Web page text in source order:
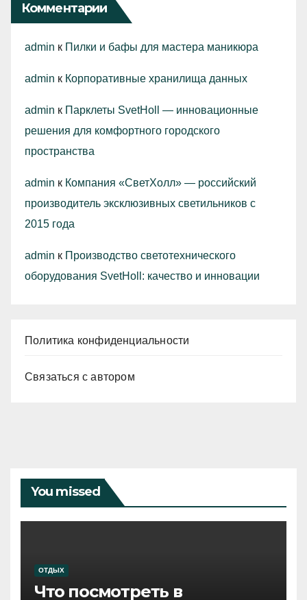
Комментарии
admin к Пилки и бафы для мастера маникюра
admin к Корпоративные хранилища данных
admin к Парклеты SvetHoll — инновационные
решения для комфортного городского
пространства
admin к Компания «СветХолл» — российский
производитель эксклюзивных светильников с
2015 года
admin к Производство светотехнического
оборудования SvetHoll: качество и инновации
Политика конфиденциальности
Связаться с автором
You missed
ОТДЫХ
Что посмотреть в